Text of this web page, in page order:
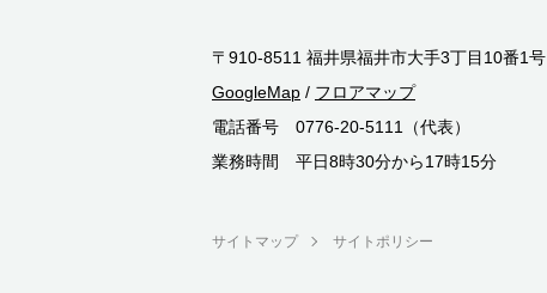
〒910-8511 福井県福井市大手3丁目10番1号
GoogleMap / フロアマップ
電話番号 0776-20-5111（代表）
業務時間 平日8時30分から17時15分
サイトマップ サイトポリシー